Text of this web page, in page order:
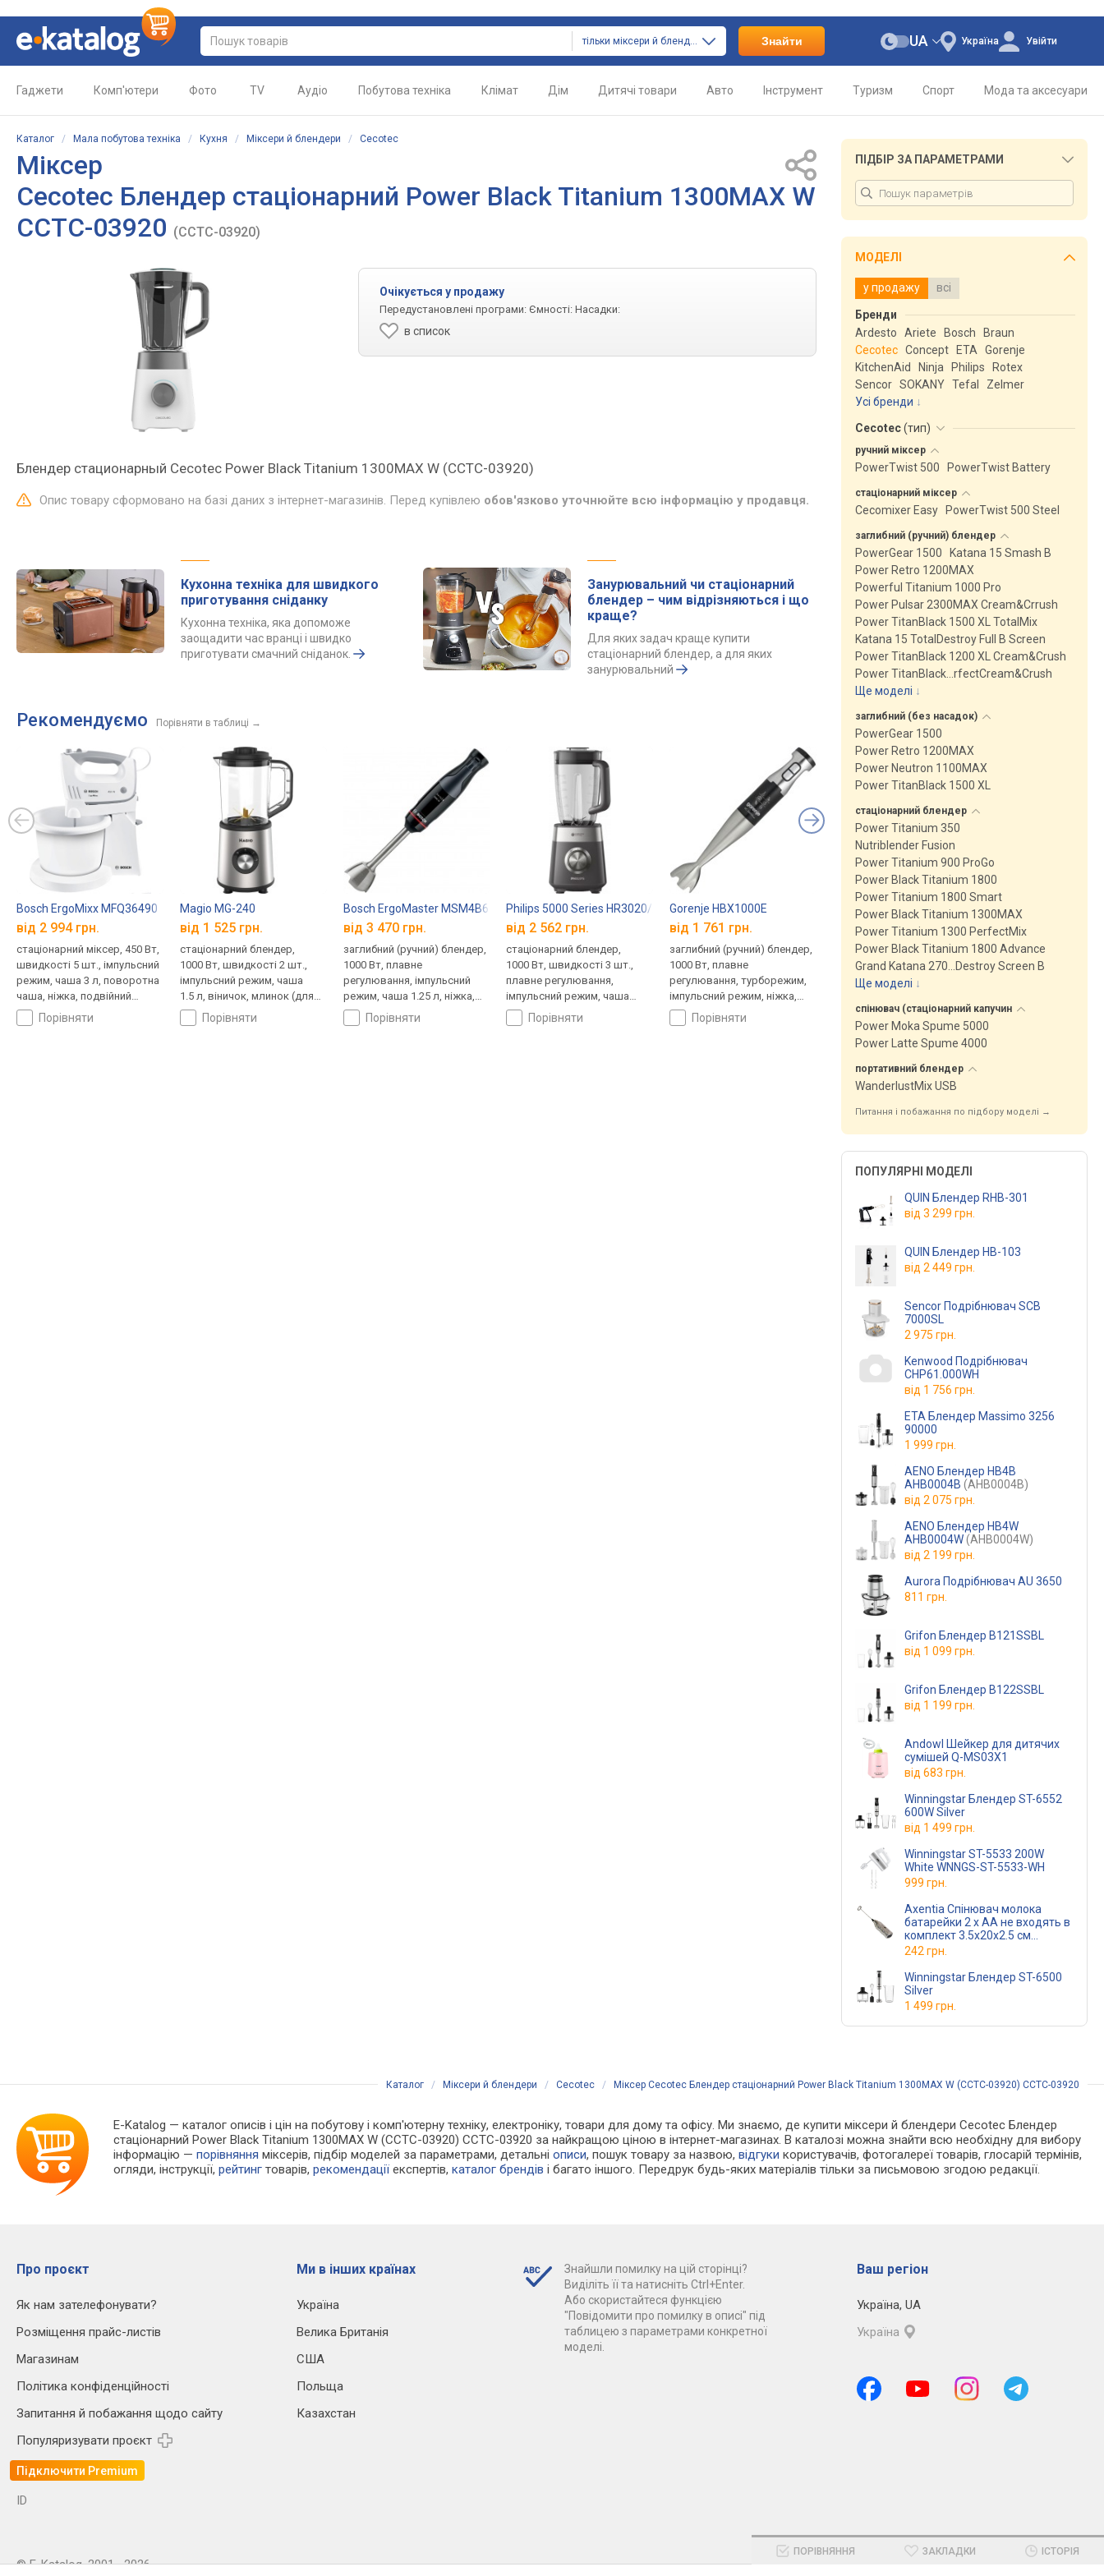
тільки міксери й блендери Знайти Україна
UA Увійти
Гаджети Комп'ютери Фото TV Аудіо Побутова техніка Клімат Дім Дитячі товари Авто Інструмент Туризм Спорт Мода та аксесуари
Каталог / Мала побутова техніка / Кухня / Міксери й блендери / Cecotec
Міксер
Cecotec Блендер стаціонарний Power Black Titanium 1300MAX W
CCTC-03920 (CCTC-03920)
Очікується у продажу
Передустановлені програми: Ємності: Насадки:
в список
Блендер стационарный Cecotec Power Black Titanium 1300MAX W (CCTC-03920)
Опис товару сформовано на базі даних з інтернет-магазинів. Перед купівлею обов'язково уточнюйте всю інформацію у продавця.
Кухонна техніка для швидкого
приготування сніданку
Кухонна техніка, яка допоможе
заощадити час вранці і швидко
приготувати смачний сніданок.
Занурювальний чи стаціонарний
блендер – чим відрізняються і що
краще?
Для яких задач краще купити
стаціонарний блендер, а для яких
занурювальний
Рекомендуємо Порівняти в таблиці →
Bosch ErgoMixx MFQ36490
від 2 994 грн.
стаціонарний міксер, 450 Вт,
швидкості 5 шт., імпульсний
режим, чаша 3 л, поворотна
чаша, ніжка, подвійний
вінчик, ніж подрібнювача
порівняти
Magio MG-240
від 1 525 грн.
стаціонарний блендер,
1000 Вт, швидкості 2 шт.,
імпульсний режим, чаша
1.5 л, віничок, млинок (для
кави) порівняти
Bosch ErgoMaster MSM4B670
від 3 470 грн.
заглибний (ручний) блендер,
1000 Вт, плавне
регулювання, імпульсний
режим, чаша 1.25 л, ніжка,
віничок, ніж подрібнювача, 4
диски для шатківниці /
порівняти
Philips 5000 Series HR3020/20
від 2 562 грн.
стаціонарний блендер,
1000 Вт, швидкості 3 шт.,
плавне регулювання,
імпульсний режим, чаша
1.5 л порівняти
Gorenje HBX1000E
від 1 761 грн.
заглибний (ручний) блендер,
1000 Вт, плавне
регулювання, турборежим,
імпульсний режим, ніжка,
віничок, ніж подрібнювача
порівняти
Bosch ErgoMixx MSM67170
від 2 448 грн.
заглибний (ручний) блендер,
750 Вт, швидкості 12 шт.,
плавне регулювання,
режим, ніжка, віничок, ніж
подрібнювача, ніж для
льоду
порівняти
Clatronic ME 3604
від 1 878 грн.
овочерізка, 150 Вт,
швидкості 1 шт.,
штовхач
ПІДБІР ЗА ПАРАМЕТРАМИ
МОДЕЛІ
у продажу всі
Бренди
Ardesto
Ariete Bosch
Braun
Cecotec Concept ETA
Gorenje
KitchenAid
Ninja Philips
Rotex
Sencor SOKANY Tefal
Zelmer
Усі бренди
Cecotec(тип)
ручний міксер
PowerTwist 500 PowerTwist Battery
стаціонарний міксер
Cecomixer Easy PowerTwist 500 Steel
заглибний (ручний) блендер
PowerGear 1500
Katana 15 Smash B
Power Retro 1200MAX
Powerful Titanium 1000 Pro
Power Pulsar 2300MAX Cream&Crrush
Power TitanBlack 1500 XL TotalMix
Katana 15 TotalDestroy Full B Screen
Power TitanBlack 1200 XL Cream&Crush
Power TitanBlack…rfectCream&Crush
Ще моделі ↓
заглибний (без насадок)
PowerGear 1500
Power Retro 1200MAX
Power Neutron 1100MAX
Power TitanBlack 1500 XL
стаціонарний блендер
Power Titanium 350
Nutriblender Fusion
Power Titanium 900 ProGo
Power Black Titanium 1800
Power Titanium 1800 Smart
Power Black Titanium 1300MAX
Power Titanium 1300 PerfectMix
Power Black Titanium 1800 Advance
Grand Katana 270…Destroy Screen B
Ще моделі ↓
спінювач (стаціонарний капучин
Power Moka Spume 5000
Power Latte Spume 4000
портативний блендер
WanderlustMix USB
Питання і побажання по підбору моделі →
ПОПУЛЯРНІ МОДЕЛІ
QUIN Блендер RHB-301
від 3 299 грн.
QUIN Блендер HB-103
від 2 449 грн.
Sencor Подрібнювач SCB
7000SL
2 975 грн.
Kenwood Подрібнювач
CHP61.000WH
від 1 756 грн.
ETA Блендер Massimo 3256
90000
1 999 грн.
AENO Блендер HB4B
AHB0004B (AHB0004B)
від 2 075 грн.
AENO Блендер HB4W
AHB0004W(AHB0004W)
від 2 199 грн.
Aurora Подрібнювач AU 3650
811 грн.
Grifon Блендер B121SSBL
від 1 099 грн.
Grifon Блендер B122SSBL
від 1 199 грн.
Andowl Шейкер для дитячих
сумішей Q-MS03X1
від 683 грн.
Winningstar Блендер ST-6552
600W Silver
від 1 499 грн.
Winningstar ST-5533 200W
White WNNGS-ST-5533-WH
999 грн.
Axentia Спінювач молока
батарейки 2 x AA не входять в
комплект 3.5x20x2.5 см
(290575)
242 грн.
Winningstar Блендер ST-6500
Silver
1 499 грн.
Каталог / Міксери й блендери / Cecotec / Міксер Cecotec Блендер стаціонарний Power Black Titanium 1300MAX W (CCTC-03920) CCTC-03920
E-Katalog — каталог описів і цін на побутову і комп'ютерну техніку, електроніку, товари для дому та офісу. Ми знаємо, де купити міксери й блендери Cecotec Блендер
стаціонарний Power Black Titanium 1300MAX W (CCTC-03920) CCTC-03920 за найкращою ціною в інтернет-магазинах. В каталозі можна знайти всю необхідну для вибору
інформацію —порівняння міксерів, підбір моделей за параметрами, детальніописи, пошук товару за назвою,відгуки користувачів, фотогалереї товарів, глосарій термінів,
огляди, інструкції,рейтинг товарів,рекомендації експертів,каталог брендів і багато іншого. Передрук будь-яких матеріалів тільки за письмовою згодою редакції.
Про проєкт
Як нам зателефонувати?
Розміщення прайс-листів
Магазинам
Політика конфіденційності
Запитання й побажання щодо сайту
Популяризувати проєкт
Підключити Premium
Ми в інших країнах
Україна
Велика Британія
США
Польща
Казахстан
Знайшли помилку на цій сторінці?
Виділіть її та натисніть Ctrl+Enter.
Або скористайтеся функцією
"Повідомити про помилку в описі" під
таблицею з параметрами конкретної
моделі.
Ваш регіон
Україна, UA
Україна
ID
© E-Katalog, 2001—2026
ПОРІВНЯННЯ ЗАКЛАДКИ ІСТОРІЯ